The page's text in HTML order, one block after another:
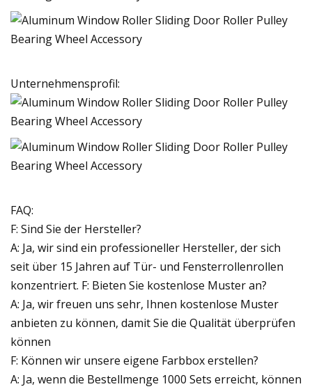
Unternehmensprofil:
FAQ:
F: Sind Sie der Hersteller?
A: Ja, wir sind ein professioneller Hersteller, der sich
seit über 15 Jahren auf Tür- und Fensterrollenrollen
konzentriert. F: Bieten Sie kostenlose Muster an?
A: Ja, wir freuen uns sehr, Ihnen kostenlose Muster
anbieten zu können, damit Sie die Qualität überprüfen
können
F: Können wir unsere eigene Farbbox erstellen?
A: Ja, wenn die Bestellmenge 1000 Sets erreicht, können